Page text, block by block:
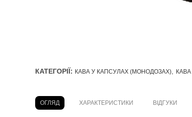
КАТЕГОРІЇ: КАВА У КАПСУЛАХ (МОНОДОЗАХ) КАВА
ОГЛЯД ХАРАКТЕРИСТИКИ ВІДГУКИ